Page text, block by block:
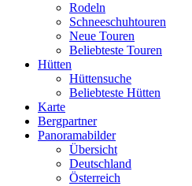
Rodeln
Schneeschuhtouren
Neue Touren
Beliebteste Touren
Hütten
Hüttensuche
Beliebteste Hütten
Karte
Bergpartner
Panoramabilder
Übersicht
Deutschland
Österreich